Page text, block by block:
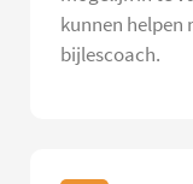
kunnen helpen
bijlescoach.